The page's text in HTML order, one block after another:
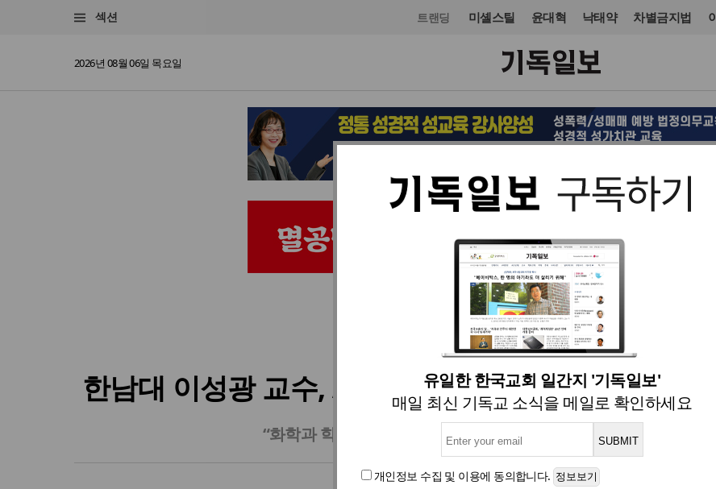
섹션 트랜딩 미셸스틸 윤대혁 낙태약 차별금지법
2026년 08월 06일 목요일
유일한 한국교회 일간지 '기독일보'
매일 최신 기독교 소식을 메일로 확인하세요
개인정보 수집 및 이용에 동의합니다.
목회·신학 신학 입력 2025. 03. 19 17:37
한남대 이성광 교수, AI 활용한 화학과 홍보곡
“화학과 학생들의 열정과 헌신 담았다”… 경쾌한 K팝 스타일로 화